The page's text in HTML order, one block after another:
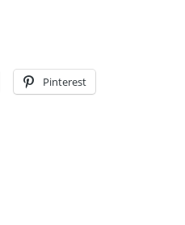
Pinterest